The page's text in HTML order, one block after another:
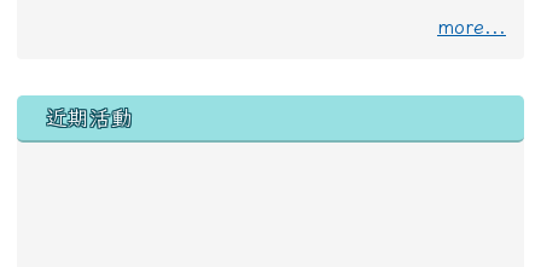
more...
左邊區域內容
近期活動